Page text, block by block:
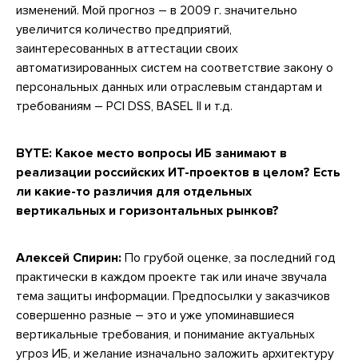
изменений. Мой прогноз – в 2009 г. значительно
увеличится количество предприятий,
заинтересованных в аттестации своих
автоматизированных систем на соответствие закону о
персональных данных или отраслевым стандартам и
требованиям – PCI DSS, BASEL II и т.д.
BYTE: Какое место вопросы ИБ занимают в
реализации российских ИТ-проектов в целом? Есть
ли какие-то различия для отдельных
вертикальных и горизонтальных рынков?
Алексей Спирин: По грубой оценке, за последний год
практически в каждом проекте так или иначе звучала
тема защиты информации. Предпосылки у заказчиков
совершенно разные – это и уже упоминавшиеся
вертикальные требования, и понимание актуальных
угроз ИБ, и желание изначально заложить архитектуру